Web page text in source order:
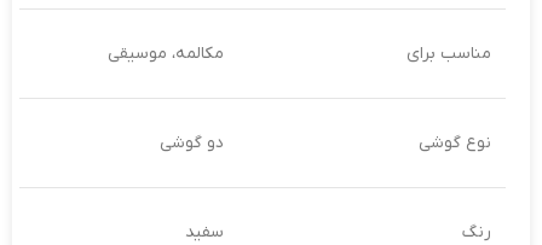
مناسب برای مکالمه، موسیقی
نوع گوشی دو گوشی
رنگ سفید